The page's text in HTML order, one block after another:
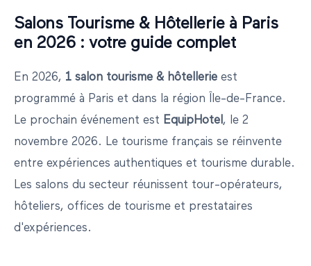
Salons Tourisme & Hôtellerieà Paris
en 2026: votre guide complet
En 2026, 1 salon tourisme & hôtellerie est
programmé à Paris et dans la région Île-de-France.
Le prochain événement est EquipHotel , le 2
novembre 2026. Le tourisme français se réinvente
entre expériences authentiques et tourisme durable.
Les salons du secteur réunissent tour-opérateurs,
hôteliers, offices de tourisme et prestataires
d'expériences.